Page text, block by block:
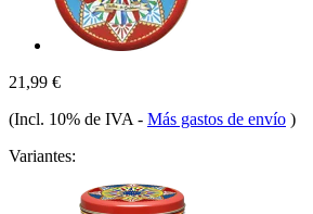
21,99 €
(Incl. 10% de IVA - Más gastos de envío )
Variantes: